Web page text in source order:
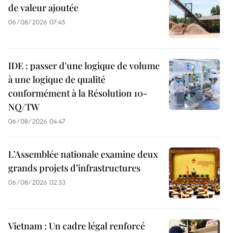
de valeur ajoutée
06/08/2026 07:45
IDE : passer d'une logique de volume
à une logique de qualité
conformément à la Résolution 10-
NQ/TW
06/08/2026 04:47
L’Assemblée nationale examine deux
grands projets d’infrastructures
06/08/2026 02:33
Vietnam : Un cadre légal renforcé